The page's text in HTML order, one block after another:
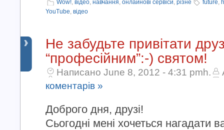
Wow!, відео, навчання, онлайнові сервіси, різне future,
YouTube, відео
Не забудьте привітати
“професійним”:-) святом!
Написано June 8, 2012 - 4:31 pmh.
коментарів »
Доброго дня, друзі!
Сьогодні мені хочеться нагадати